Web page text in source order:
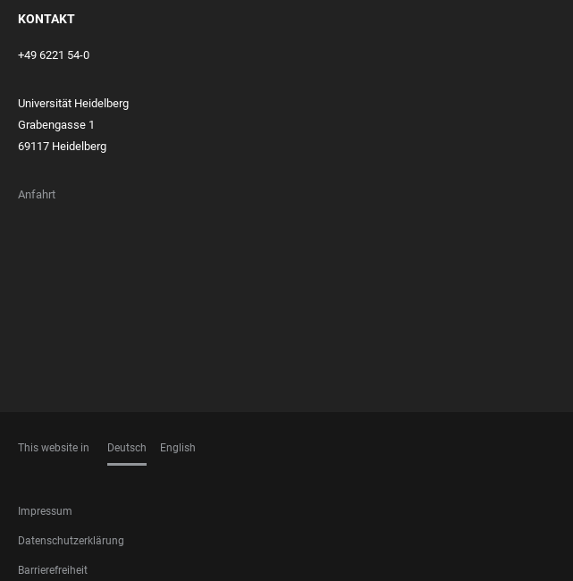
KONTAKT
+49 6221 54-0
Universität Heidelberg
Grabengasse 1
69117 Heidelberg
Anfahrt
This website in Deutsch English
FOOTER
LEGAL
Impressum
Datenschutzerklärung
Barrierefreiheit